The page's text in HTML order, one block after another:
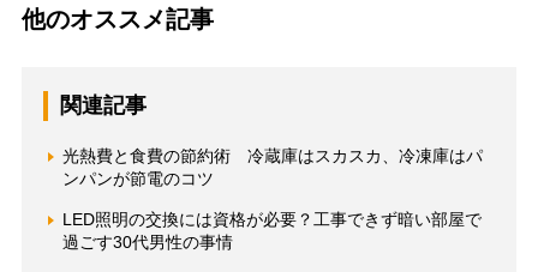
他のオススメ記事
関連記事
光熱費と食費の節約術 冷蔵庫はスカスカ、冷凍庫はパ
ンパンが節電のコツ
LED照明の交換には資格が必要？工事できず暗い部屋で
過ごす30代男性の事情